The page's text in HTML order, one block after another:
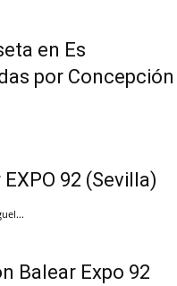
en Es
por Concepción
92 (Sevilla)
Balear Expo 92